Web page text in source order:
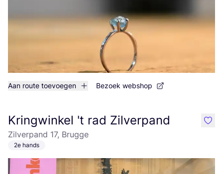
Aan route toevoegen Bezoek webshop
Kringwinkel 't rad Zilverpand
Zilverpand 17, Brugge
2e hands
like